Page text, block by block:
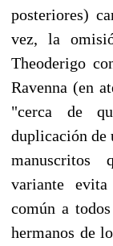
posteriores)
vez, la
Theoderigo
Ravenna (en
"cerca de
duplicación de
manuscritos
variante
común a
hermanos de